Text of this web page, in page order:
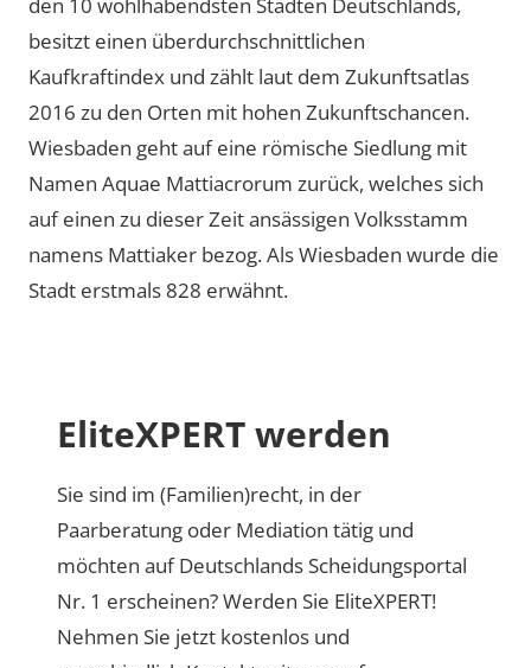
besitzt einen überdurchschnittlichen
Kaufkraftindex und zählt laut dem Zukunftsatlas
2016 zu den Orten mit hohen Zukunftschancen.
Wiesbaden geht auf eine römische Siedlung mit
Namen Aquae Mattiacrorum zurück, welches sich
auf einen zu dieser Zeit ansässigen Volksstamm
namens Mattiaker bezog. Als Wiesbaden wurde die
Stadt erstmals 828 erwähnt.
EliteXPERT werden
Sie sind im (Familien)recht, in der
Paarberatung oder Mediation tätig und
möchten auf Deutschlands Scheidungsportal
Nr. 1 erscheinen? Werden Sie EliteXPERT!
Nehmen Sie jetzt kostenlos und